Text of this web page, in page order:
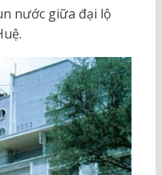
nước giữa đại lộ